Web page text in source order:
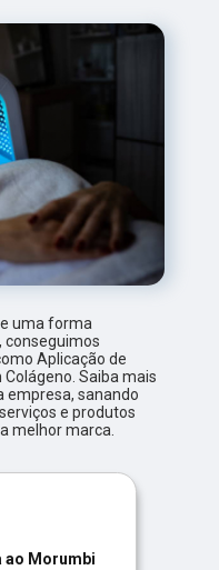
uma forma
conseguimos
Aplicação de
Saiba mais
empresa, sanando
e produtos
melhor marca.
ao Morumbi